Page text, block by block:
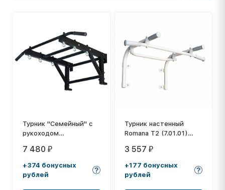
Турник "Семейный" с
рукоходом
перекладины)
7 480₽
+374 бонусных
рублей
Турник настенный
Romana T2 (7.01.01)
3 557₽
+177 бонусных
рублей